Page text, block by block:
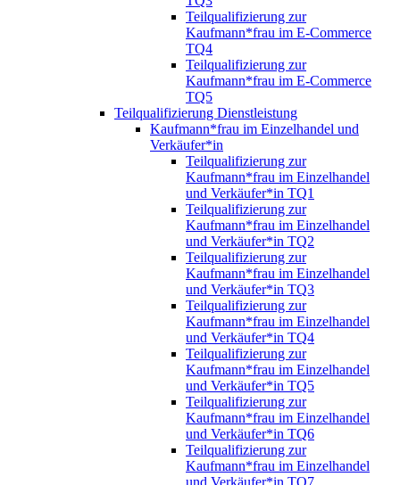
Teilqualifizierung zur
Kaufmann*frau im E-Commerce
TQ4
Teilqualifizierung zur
Kaufmann*frau im E-Commerce
TQ5
Teilqualifizierung Dienstleistung
Kaufmann*frau im Einzelhandel und
Verkäufer*in
Teilqualifizierung zur
Kaufmann*frau im Einzelhandel
und Verkäufer*in TQ1
Teilqualifizierung zur
Kaufmann*frau im Einzelhandel
und Verkäufer*in TQ2
Teilqualifizierung zur
Kaufmann*frau im Einzelhandel
und Verkäufer*in TQ3
Teilqualifizierung zur
Kaufmann*frau im Einzelhandel
und Verkäufer*in TQ4
Teilqualifizierung zur
Kaufmann*frau im Einzelhandel
und Verkäufer*in TQ5
Teilqualifizierung zur
Kaufmann*frau im Einzelhandel
und Verkäufer*in TQ6
Teilqualifizierung zur
Kaufmann*frau im Einzelhandel
und Verkäufer*in TQ7